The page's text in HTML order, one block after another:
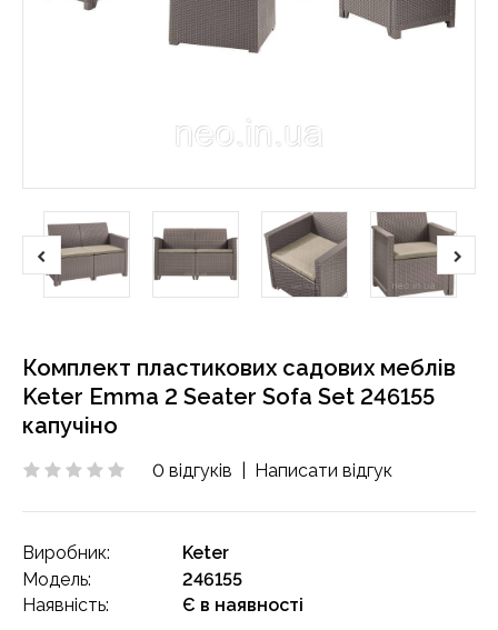
Комплект пластикових садових меблів
Keter Emma 2 Seater Sofa Set 246155
капучіно
0 відгуків Написати відгук
Виробник:
Keter
Модель:
246155
Наявність:
Є в наявності